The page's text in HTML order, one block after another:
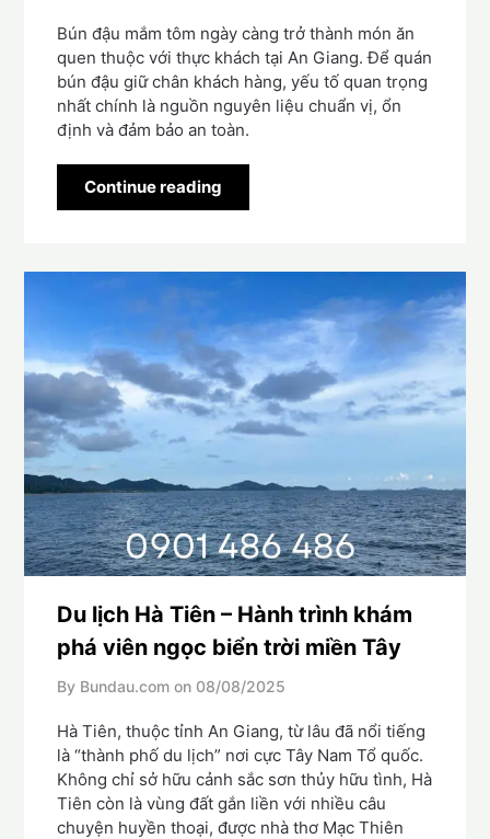
Bún đậu mắm tôm ngày càng trở thành món ăn
quen thuộc với thực khách tại An Giang. Để quán
bún đậu giữ chân khách hàng, yếu tố quan trọng
nhất chính là nguồn nguyên liệu chuẩn vị, ổn
định và đảm bảo an toàn.
Continue reading
Du lịch Hà Tiên – Hành trình khám
phá viên ngọc biển trời miền Tây
By Bundau.com on 08/08/2025
Hà Tiên, thuộc tỉnh An Giang, từ lâu đã nổi tiếng
là “thành phố du lịch” nơi cực Tây Nam Tổ quốc.
Không chỉ sở hữu cảnh sắc sơn thủy hữu tình, Hà
Tiên còn là vùng đất gắn liền với nhiều câu
chuyện huyền thoại, được nhà thơ Mạc Thiên